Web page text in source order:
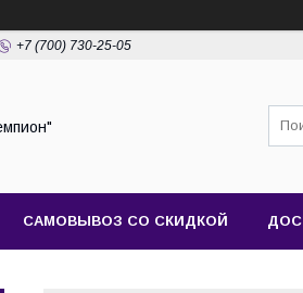
+7 (700) 730-25-05
САМОВЫВОЗ СО СКИДКОЙ